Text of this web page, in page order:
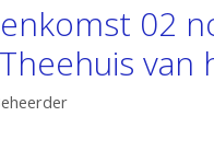
02
van